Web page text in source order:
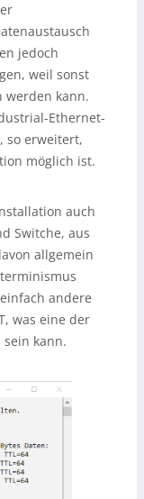
jedoch
weil sonst
werden kann.
Ethernet-
so erweitert,
möglich ist.
auch
Switche, aus
allgemein
andere
was eine der
kann.